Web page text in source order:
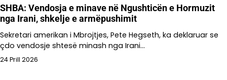
SHBA: Vendosja e minave në Ngushticën e Hormuzit
nga Irani, shkelje e armëpushimit
Sekretari amerikan i Mbrojtjes, Pete Hegseth, ka deklaruar se
çdo vendosje shtesë minash nga Irani…
24 Prill 2026